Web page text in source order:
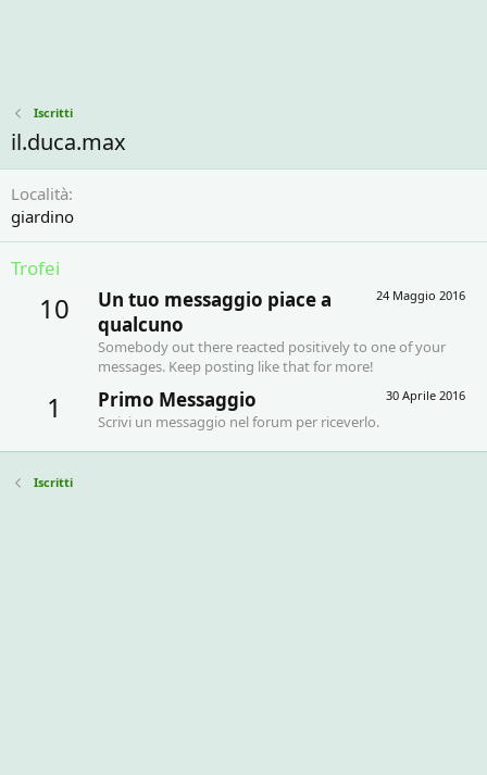
Iscritti
il.duca.max
Località
giardino
Trofei
10 24 Maggio 2016
Un tuo messaggio piace a
qualcuno
Somebody out there reacted positively to one of your
messages. Keep posting like that for more!
1 30 Aprile 2016
Primo Messaggio
Scrivi un messaggio nel forum per riceverlo.
Iscritti